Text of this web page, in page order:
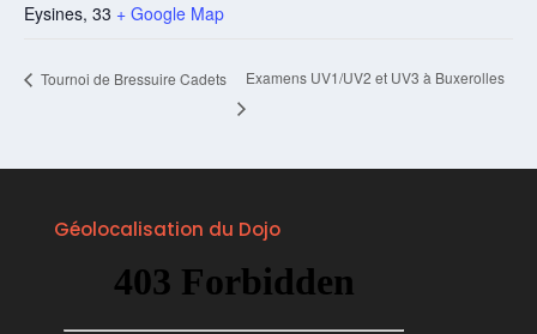
Eysines, 33 + Google Map
Tournoi de Bressuire Cadets Examens UV1/UV2 et UV3 à Buxerolles
Géolocalisation du Dojo